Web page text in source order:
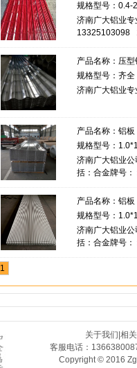
规格型号：0.4-
济南广大铝业
13325103098
产品名称： 压型
规格型号：齐全
济南广大铝业
产品名称： 铝板
规格型号：
济南广大铝业
括：合金牌号
×××系铝和铝合
产品名称： 铝板
规格型号：
济南广大铝业
括：合金牌号
×××系铝和铝合
1
关于我们 相
客服电话：
Copyright © 2016